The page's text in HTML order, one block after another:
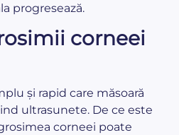
progresează.
corneei
și rapid care măsoară
ultrasunete. De ce este
corneei poate